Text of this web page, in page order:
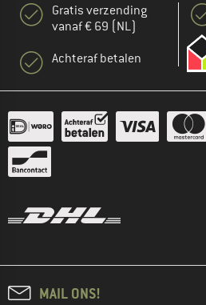
Gratis verzending
vanaf € 69 (NL)
Achteraf betalen
MAIL ONS!